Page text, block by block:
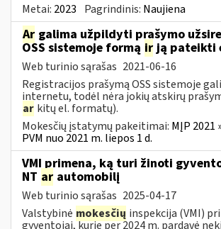
Metai: 2023 Pagrindinis: Naujiena
Ar galima užpildyti prašymo
OSS sistemoje formą irją pateikti
Web turinio sąrašas 2021-06-16
Registracijos prašymą OSS sistemoje
internetu, todėl nėra jokių atskirų
ar kitų el. formatų).
Mokesčių įstatymų pakeitimai: MĮP 2021
PVM nuo 2021 m. liepos 1 d.
VMI primena, ką turi žinoti
NT ar automobilį
Web turinio sąrašas 2025-04-17
Valstybinė mokesčių inspekcija (VMI)
gyventojai, kurie per 2024 m. pardavė